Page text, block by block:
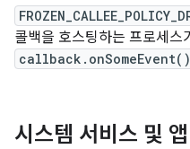
콜백을 호스팅하는 프로세스
callback.onSomeEvent()
시스템 서비스 및